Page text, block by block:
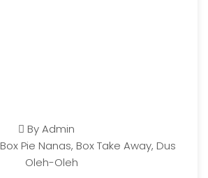
ByAdmin
Box Pie Nanas, Box Take Away, Dus
Oleh-Oleh